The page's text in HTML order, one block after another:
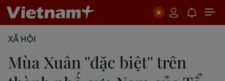
XÃ HỘI
Mùa Xuân ''đặc biệt'' trên